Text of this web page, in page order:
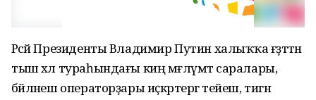
Рәсәй Президенты Владимир Путин халыҡҡа ғәҙәттән
тыш хәл тураһындағы киң мәғлүмәт саралары,
бәйләнеш операторҙары иҫкәртергә тейеш, тигән